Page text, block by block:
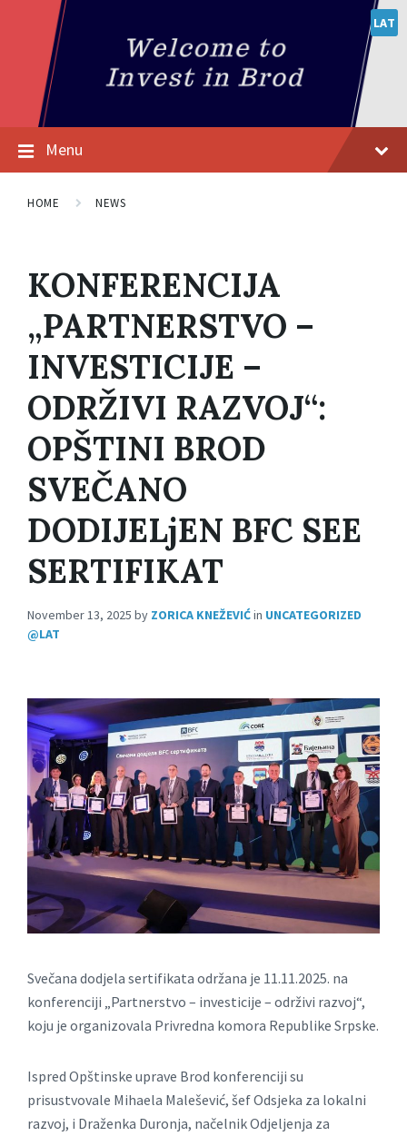
LAT
Menu
HOME NEWS
KONFERENCIJA
„PARTNERSTVO –
INVESTICIJE –
ODRŽIVI RAZVOJ“:
OPŠTINI BROD
SVEČANO
DODIJELjEN BFC SEE
SERTIFIKAT
November 13, 2025 by ZORICA KNEŽEVIĆin UNCATEGORIZED
@LAT
Svečana dodjela sertifikata održana je 11.11.2025. na
konferenciji „Partnerstvo – investicije – održivi razvoj“,
koju je organizovala Privredna komora Republike Srpske.
Ispred Opštinske uprave Brod konferenciji su
prisustvovale Mihaela Malešević, šef Odsjeka za lokalni
razvoj, i Draženka Duronja, načelnik Odjeljenja za